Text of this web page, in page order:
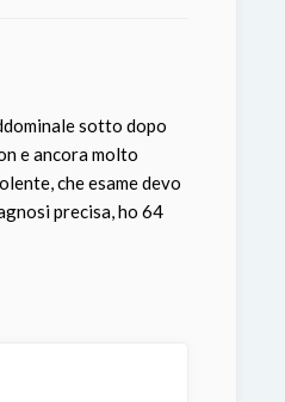
sotto dopo
e ancora molto
che esame devo
precisa, ho 64